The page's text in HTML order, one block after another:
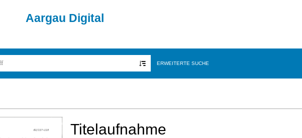
Aargau Digital
ERWEITERTE SUCHE
Titelaufnahme